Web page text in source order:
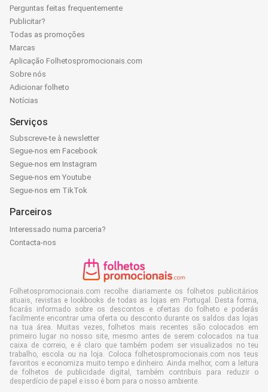
Perguntas feitas frequentemente
Publicitar?
Todas as promoções
Marcas
Aplicação Folhetospromocionais.com
Sobre nós
Adicionar folheto
Notícias
Serviços
Subscreve-te à newsletter
Segue-nos em Facebook
Segue-nos em Instagram
Segue-nos em Youtube
Segue-nos em TikTok
Parceiros
Interessado numa parceria?
Contacta-nos
Folhetospromocionais.com recolhe diariamente os folhetos publicitários
atuais, revistas e lookbooks de todas as lojas em Portugal. Desta forma,
ficarás informado sobre os descontos e ofertas do folheto e poderás
facilmente encontrar uma oferta ou desconto durante os saldos das lojas
na tua área. Muitas vezes, folhetos mais recentes são colocados em
primeiro lugar no nosso site, mesmo antes de serem colocados na tua
caixa de correio, e é claro que também podem ser visualizados no teu
trabalho, escola ou na loja. Coloca folhetospromocionais.com nos teus
favoritos e economiza muito tempo e dinheiro. Ainda melhor, com a leitura
de folhetos de publicidade digital, também contribuis para reduzir o
desperdício de papel e isso é bom para o nosso ambiente.